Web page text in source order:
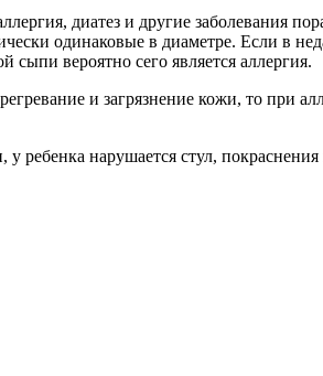
диатез и другие заболевания
одинаковые в диаметре. Если в
вероятно сего является аллергия.
и загрязнение кожи, то при
ребенка нарушается стул,